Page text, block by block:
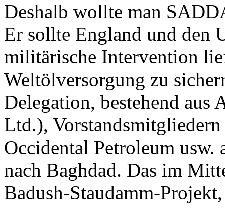
Deshalb wollte man
Er sollte England und den
militärische Intervention
Weltölversorgung zu
Delegation, bestehend aus
Ltd.),
Occidental Petroleum usw.
nach Baghdad. Das im
Badush-Staudamm-